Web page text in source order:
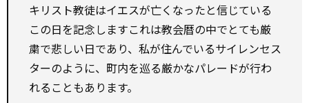
キリスト教徒はイエスが亡くなったと信じている
この日を記念します――これは教会暦の中でとても厳
粛で悲しい日であり、私が住んでいるサイレンセス
ターのように、町内を巡る厳かなパレードが行わ
れることもあります。